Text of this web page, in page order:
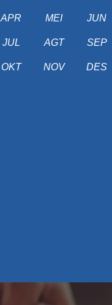
APR MEI JUN
JUL AGT SEP
OKT NOV DES